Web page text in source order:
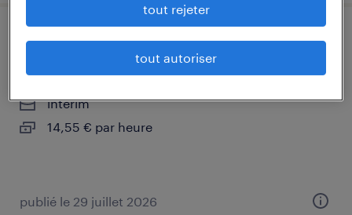
retoucheur mécanique f/h
batilly, meurthe-et-moselle
intérim
14,55 € par heure
publié le 29 juillet 2026
tout rejeter
tout autoriser